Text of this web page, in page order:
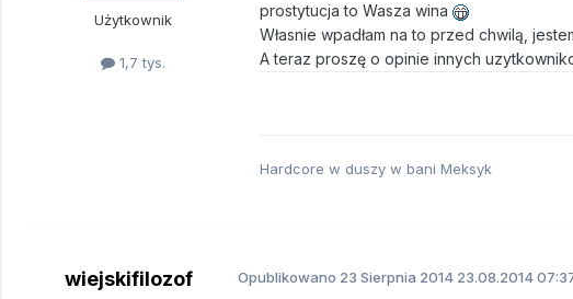
Użytkownik
1,7 tys.
prostytucja to Wasza wina
Własnie wpadłam na to przed chwilą,
A teraz proszę o opinie innych
Hardcore w duszy w bani Meksyk
wiejskifilozof Opublikowano 23 Sierpnia 2014 23.08.2014